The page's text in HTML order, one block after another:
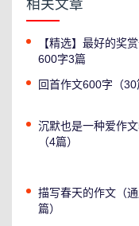
相关文章
【精选】最好的奖
600字3篇
回首作文600字（30
沉默也是一种爱作
（4篇）
描写春天的作文（
篇）